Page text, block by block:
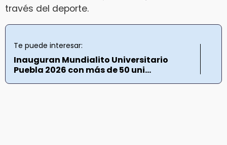
través del deporte.
Te puede interesar:
Inauguran Mundialito Universitario
Puebla 2026 con más de 50 uni...